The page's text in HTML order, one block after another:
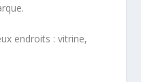
endroits : vitrine,